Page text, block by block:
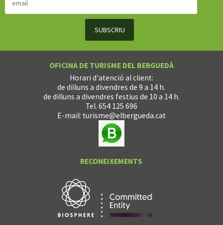
OFICINA DE TURISME DEL BERGUEDÀ
Horari d'atenció al client:
de dilluns a divendres de 9 a 14 h.
de dilluns a divendres festius de 10 a 14 h.
Tel. 654 125 696
E-mail: turisme@elbergueda.cat
RECONEIXEMENTS